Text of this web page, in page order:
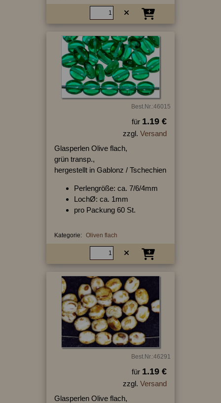
Best.Nr.:46015
für 1.19 €
zzgl. Versand
Glasperlen Olive flach,
grün transp.,
hergestellt in Gablonz / Tschechien
Perlengröße: ca. 7/6/4mm
LochØ: ca. 1mm
pro Packung 60 St.
Kategorie: Oliven flach
Best.Nr.:46291
für 1.19 €
zzgl. Versand
Glasperlen Olive flach,